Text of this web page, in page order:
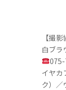
【撮影
白ブラ
イヤカ
ク）／